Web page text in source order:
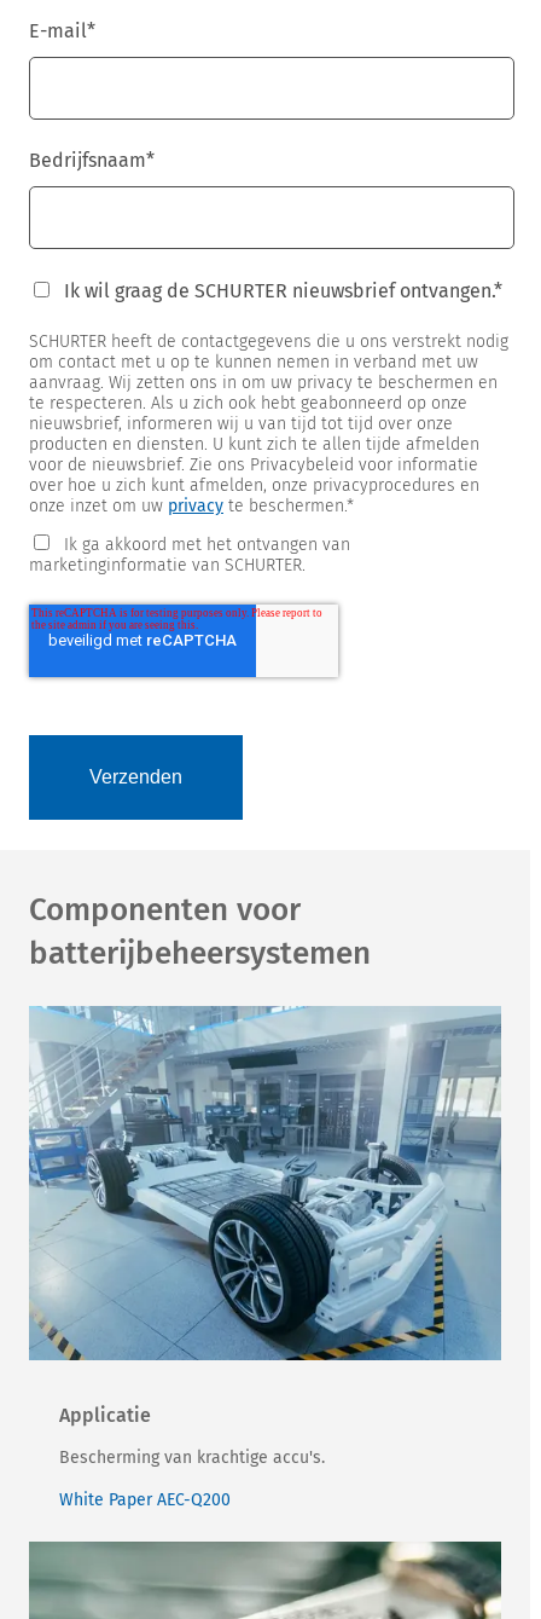
E-mail*
Bedrijfsnaam*
Ik wil graag de SCHURTER nieuwsbrief ontvangen.*
SCHURTER heeft de contactgegevens die u ons verstrekt nodig
om contact met u op te kunnen nemen in verband met uw
aanvraag. Wij zetten ons in om uw privacy te beschermen en
te respecteren. Als u zich ook hebt geabonneerd op onze
nieuwsbrief, informeren wij u van tijd tot tijd over onze
producten en diensten. U kunt zich te allen tijde afmelden
voor de nieuwsbrief. Zie ons Privacybeleid voor informatie
over hoe u zich kunt afmelden, onze privacyprocedures en
onze inzet om uw privacy te beschermen.*
Ik ga akkoord met het ontvangen van
marketinginformatie van SCHURTER.
Componenten voor
batterijbeheersystemen
Applicatie
Bescherming van krachtige accu's.
White Paper AEC-Q200